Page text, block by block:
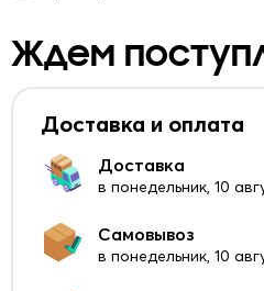
Ждем
Доставка и оплата
Доставка
в понедельник, 10
Самовывоз
в понедельник, 10